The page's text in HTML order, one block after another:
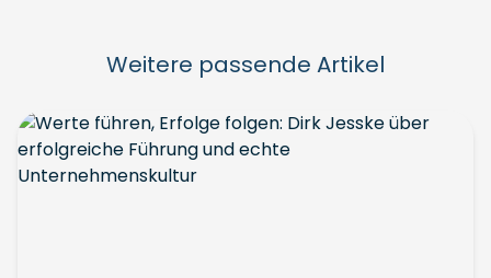
Weitere passende Artikel